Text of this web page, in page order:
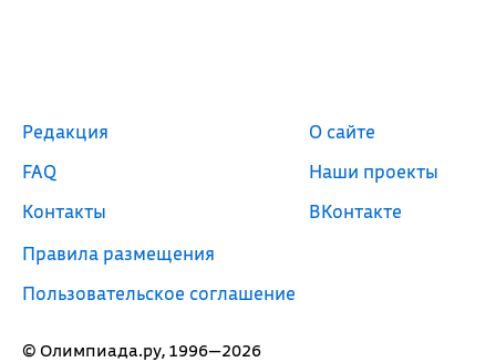
© Олимпиада.ру, 1996—2026
Редакция
FAQ
Контакты
Правила размещения
Пользовательское соглашение
О сайте
Наши проекты
ВКонтакте